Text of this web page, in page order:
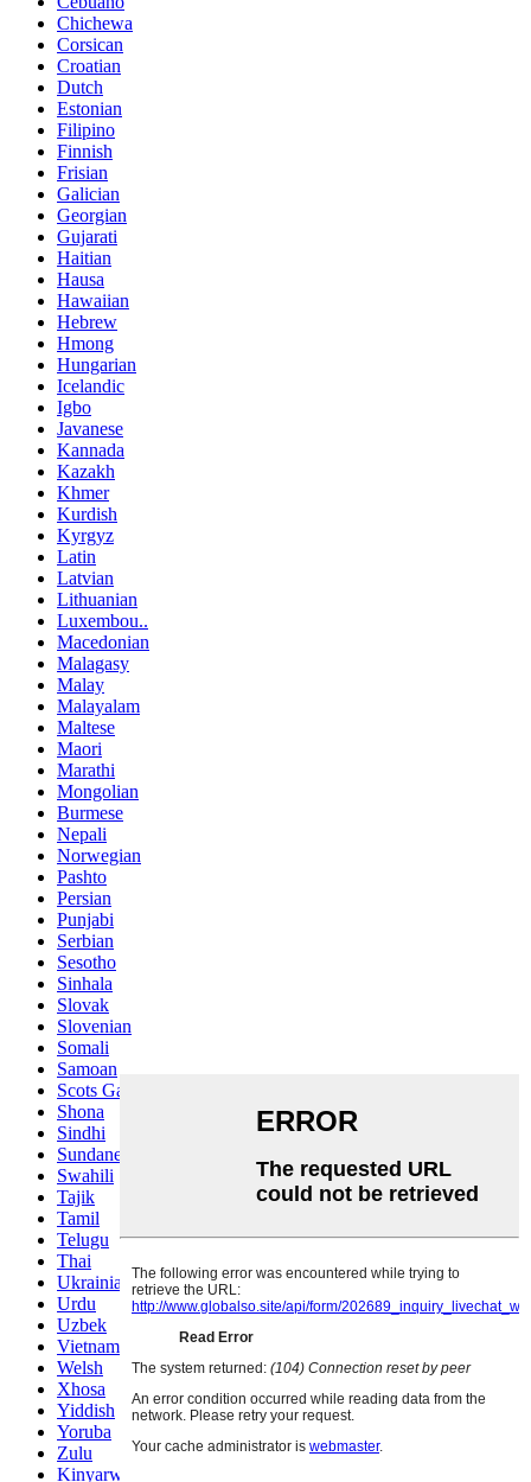
Chichewa
Corsican
Croatian
Dutch
Estonian
Filipino
Finnish
Frisian
Galician
Georgian
Gujarati
Haitian
Hausa
Hawaiian
Hebrew
Hmong
Hungarian
Icelandic
Igbo
Javanese
Kannada
Kazakh
Khmer
Kurdish
Kyrgyz
Latin
Latvian
Lithuanian
Luxembou..
Macedonian
Malagasy
Malay
Malayalam
Maltese
Maori
Marathi
Mongolian
Burmese
Nepali
Norwegian
Pashto
Persian
Punjabi
Serbian
Sesotho
Sinhala
Slovak
Slovenian
Somali
Samoan
Scots Gaelic
Shona
Sindhi
Sundanese
Swahili
Tajik
Tamil
Telugu
Thai
Ukrainian
Urdu
Uzbek
Vietnamese
Welsh
Xhosa
Yiddish
Yoruba
Zulu
Kinyarwanda